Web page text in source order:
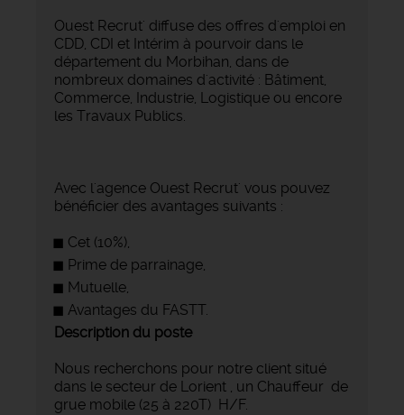
Ouest Recrut' diffuse des offres d'emploi en
CDD, CDI et Intérim à pourvoir dans le
département du Morbihan, dans de
nombreux domaines d'activité : Bâtiment,
Commerce, Industrie, Logistique ou encore
les Travaux Publics.
Avec l'agence Ouest Recrut' vous pouvez
bénéficier des avantages suivants :
Cet (10%),
Prime de parrainage,
Mutuelle,
Avantages du FASTT.
Description du poste
Nous recherchons pour notre client situé
dans le secteur de Lorient , un Chauffeur de
grue mobile (25 à 220T) H/F.